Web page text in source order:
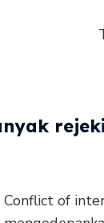
Conflict of